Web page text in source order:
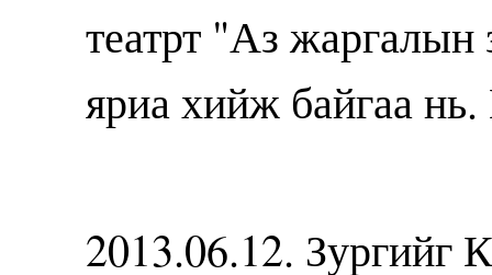
театрт "Аз
яриа хийж байгаа
2013.06.12. Зургийг